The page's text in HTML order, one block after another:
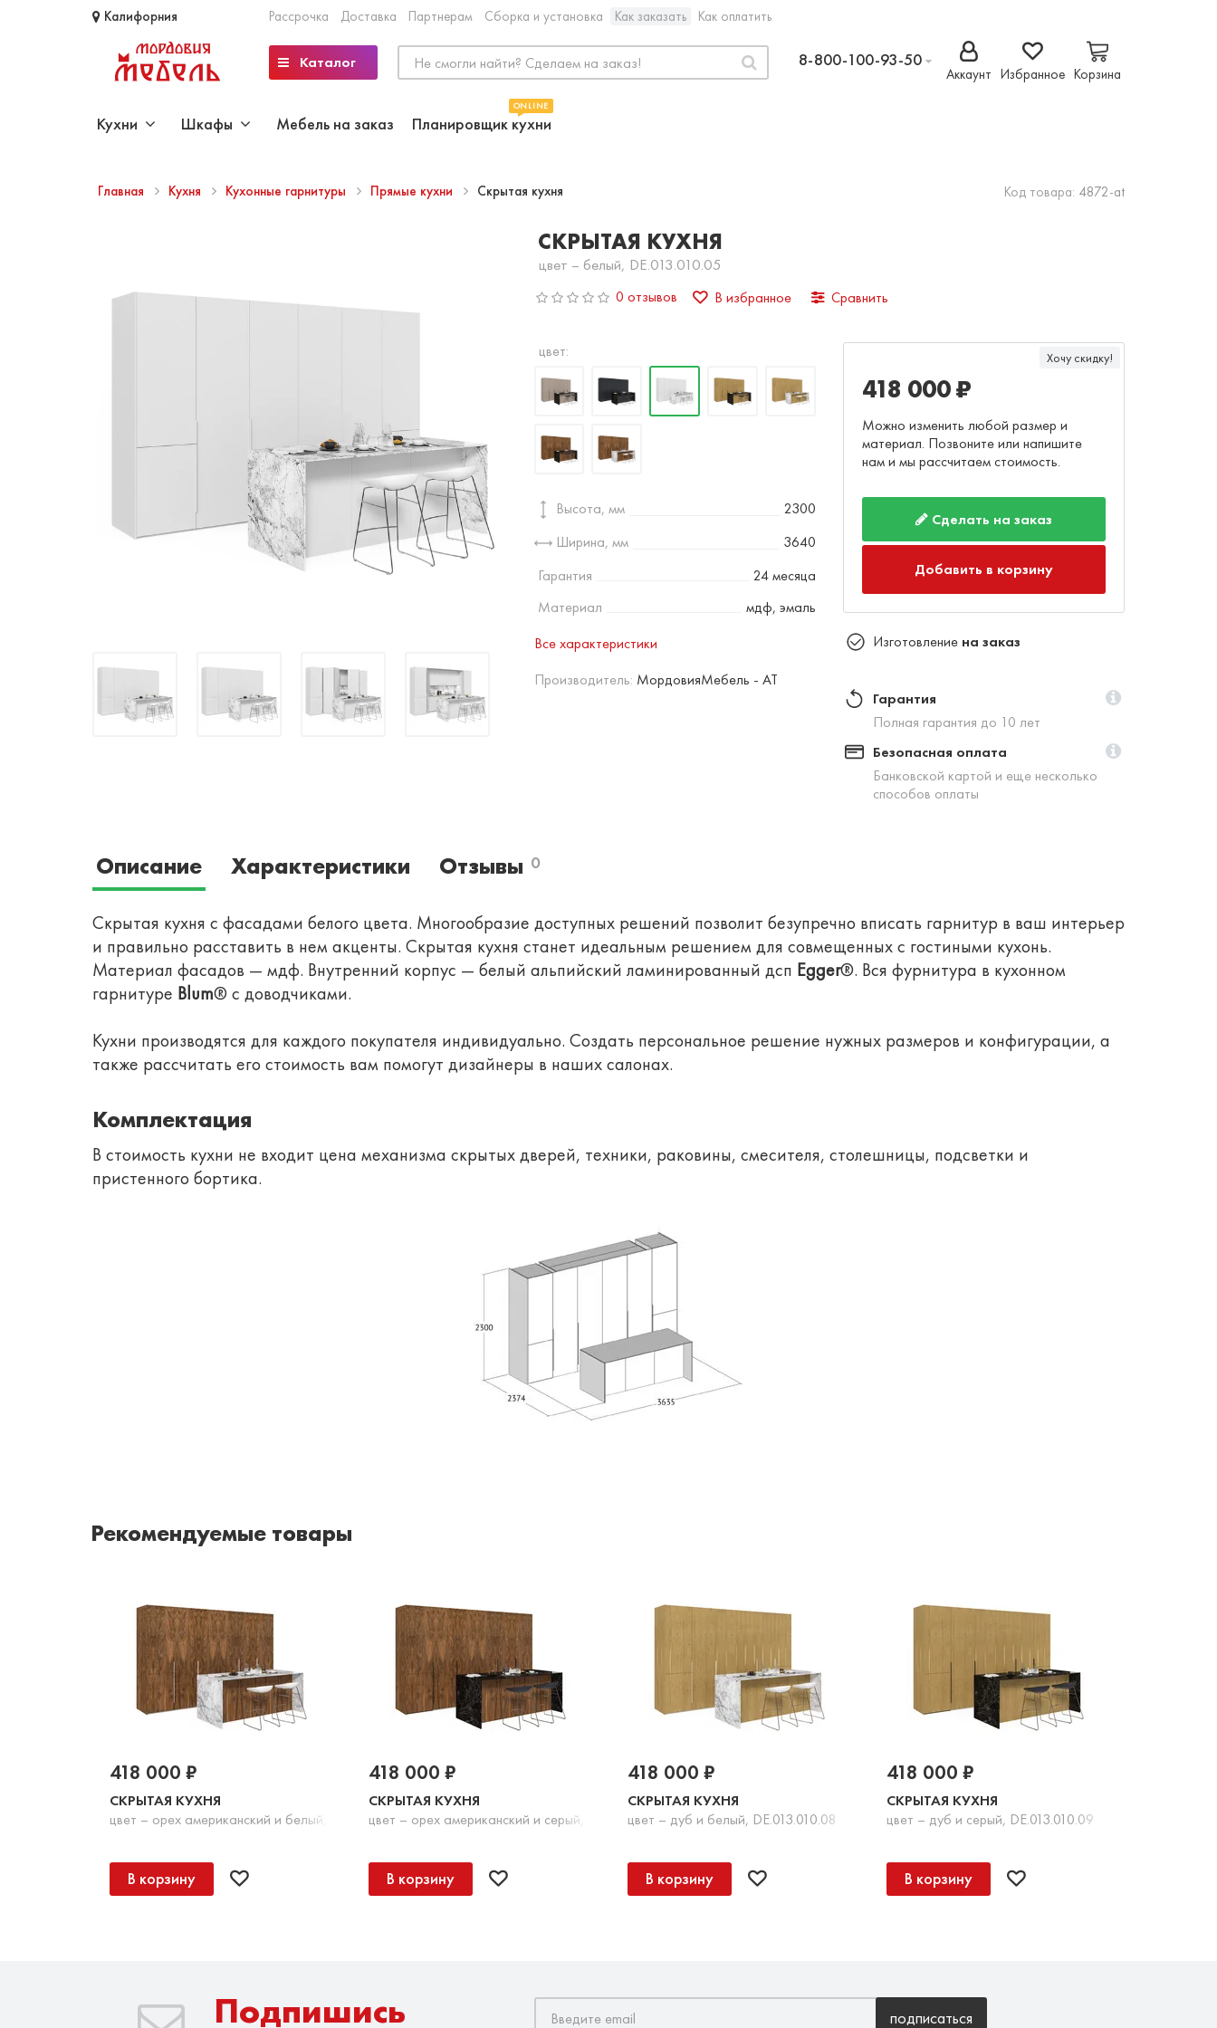
Калифорния Рассрочка Доставка Партнерам Сборка и установка Как заказать Как оплатить
Каталог 8-800-100-93-50
Аккаунт Избранное Корзина
Кухни Шкафы Мебель на заказ
ONLINE
Планировщик кухни
Главная Кухня Кухонные гарнитуры Прямые кухни Скрытая кухня Код товара: 4872-at
СКРЫТАЯ КУХНЯ
цвет – белый, DE.013.010.05
0 отзывов В избранное Сравнить
цвет:
Высота, мм
2300
Ширина, мм
3640
Гарантия
24 месяца
Материал
мдф, эмаль
Все характеристики
Производитель: МордовияМебель - AT
Хочу скидку!
418 000 ₽
Можно изменить любой размер и
материал. Позвоните или напишите
нам и мы рассчитаем стоимость.
Сделать на заказ
Добавить в корзину
Изготовление на заказ
Гарантия
Полная гарантия до 10 лет
Безопасная оплата
Банковской картой и еще несколько
способов оплаты
Описание Характеристики Отзывы 0
Скрытая кухня с фасадами белого цвета. Многообразие доступных решений позволит безупречно вписать гарнитур в ваш интерьер
и правильно расставить в нем акценты. Скрытая кухня станет идеальным решением для совмещенных с гостиными кухонь.
Материал фасадов — мдф. Внутренний корпус — белый альпийский ламинированный дсп Egger®. Вся фурнитура в кухонном
гарнитуре Blum® с доводчиками.
Кухни производятся для каждого покупателя индивидуально. Создать персональное решение нужных размеров и конфигурации, а
также рассчитать его стоимость вам помогут дизайнеры в наших салонах.
Комплектация
В стоимость кухни не входит цена механизма скрытых дверей, техники, раковины, смесителя, столешницы, подсветки и
пристенного бортика.
Рекомендуемые товары
СКРЫТАЯ КУХНЯ
цвет – орех американский и белый, DE.013.010.06
418 000 ₽
В корзину
СКРЫТАЯ КУХНЯ
цвет – орех американский и серый, DE.013.010.07
418 000 ₽
В корзину
СКРЫТАЯ КУХНЯ
цвет – дуб и белый, DE.013.010.08
418 000 ₽
В корзину
СКРЫТАЯ КУХНЯ
цвет – дуб и серый, DE.013.010.09
418 000 ₽
В корзину
Подпишись подписаться